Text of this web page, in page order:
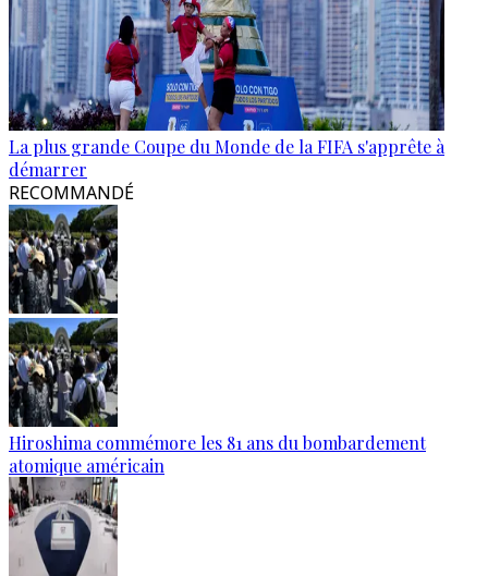
La plus grande Coupe du Monde de la FIFA s'apprête à
démarrer
RECOMMANDÉ
Hiroshima commémore les 81 ans du bombardement
atomique américain